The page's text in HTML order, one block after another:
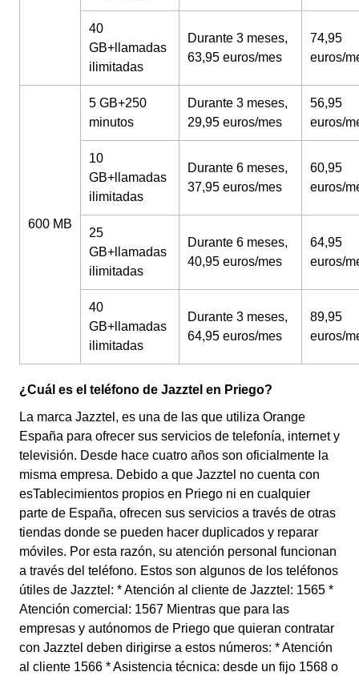
40
GB+llamadas
ilimitadas
Durante 3 meses,
63,95 euros/mes
74,95
euros/
600 MB
5 GB+250
minutos
Durante 3 meses,
29,95 euros/mes
56,95
euros/
10
GB+llamadas
ilimitadas
Durante 6 meses,
37,95 euros/mes
60,95
euros/
25
GB+llamadas
ilimitadas
Durante 6 meses,
40,95 euros/mes
64,95
euros/
40
GB+llamadas
ilimitadas
Durante 3 meses,
64,95 euros/mes
89,95
euros/
¿Cuál es el teléfono de Jazztel en Priego?
La marca Jazztel, es una de las que utiliza Orange
España para ofrecer sus servicios de telefonía, internet y
televisión. Desde hace cuatro años son oficialmente la
misma empresa. Debido a que Jazztel no cuenta con
esTablecimientos propios en Priego ni en cualquier
parte de España, ofrecen sus servicios a través de otras
tiendas donde se pueden hacer duplicados y reparar
móviles. Por esta razón, su atención personal funcionan
a través del teléfono. Estos son algunos de los teléfonos
útiles de Jazztel: * Atención al cliente de Jazztel: 1565 *
Atención comercial: 1567 Mientras que para las
empresas y autónomos de Priego que quieran contratar
con Jazztel deben dirigirse a estos números: * Atención
al cliente 1566 * Asistencia técnica: desde un fijo 1568 o